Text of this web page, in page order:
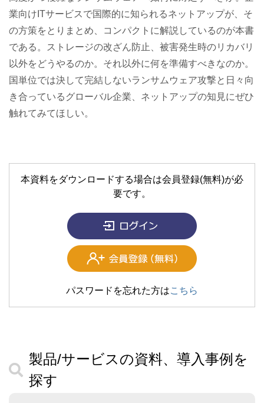
業向けITサービスで国際的に知られるネットアップが、そ
の方策をとりまとめ、コンパクトに解説しているのが本書
である。ストレージの改ざん防止、被害発生時のリカバリ
以外をどうやるのか。それ以外に何を準備すべきなのか。
国単位では決して完結しないランサムウェア攻撃と日々向
き合っているグローバル企業、ネットアップの知見にぜひ
触れてみてほしい。
本資料をダウンロードする場合は会員登録(無料)が必
要です。
パスワードを忘れた方はこちら
製品/サービスの資料、導入事例を
探す